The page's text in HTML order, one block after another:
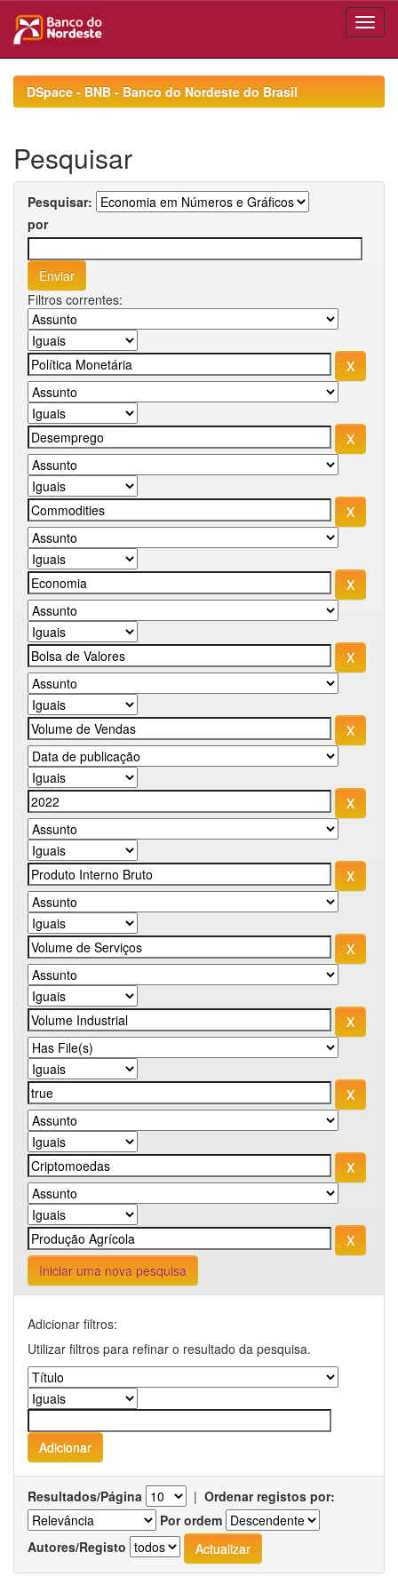
navigationDSpace - BNB - Banco do Nordeste do Brasil
Pesquisar
Pesquisar:
por
Filtros correntes:
Iniciar uma nova pesquisa
Adicionar filtros:
Utilizar filtros para refinar o resultado da pesquisa.
Resultados/Página | Ordenar registos por:
Por ordem
Autores/Registo